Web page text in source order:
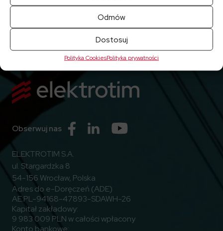
Odmów
Dostosuj
Polityka CookiesPolityka prywatności
Obserwuj nas Przejdź do Facebook
Przejdź do Linkedin
ELEKTROTIM S.A.
ul. Stargardzka 8
54-156 Wrocław, Polska
Adres do e-Doręczeń (ADE)
AE:PL-94168-47893-SDAWH-26
Kapitał zakładowy:
9 983 009 PLN w całości wpłacony
Konto bankowe: